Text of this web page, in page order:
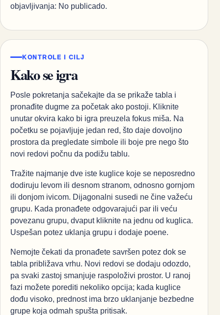
objavljivanja: No publicado.
KONTROLE I CILJ
Kako se igra
Posle pokretanja sačekajte da se prikaže tabla i
pronađite dugme za početak ako postoji. Kliknite
unutar okvira kako bi igra preuzela fokus miša. Na
početku se pojavljuje jedan red, što daje dovoljno
prostora da pregledate simbole ili boje pre nego što
novi redovi počnu da podižu tablu.
Tražite najmanje dve iste kuglice koje se neposredno
dodiruju levom ili desnom stranom, odnosno gornjom
ili donjom ivicom. Dijagonalni susedi ne čine važeću
grupu. Kada pronađete odgovarajući par ili veću
povezanu grupu, dvaput kliknite na jednu od kuglica.
Uspešan potez uklanja grupu i dodaje poene.
Nemojte čekati da pronađete savršen potez dok se
tabla približava vrhu. Novi redovi se dodaju odozdo,
pa svaki zastoj smanjuje raspoloživi prostor. U ranoj
fazi možete porediti nekoliko opcija; kada kuglice
dođu visoko, prednost ima brzo uklanjanje bezbedne
grupe koja odmah spušta pritisak.